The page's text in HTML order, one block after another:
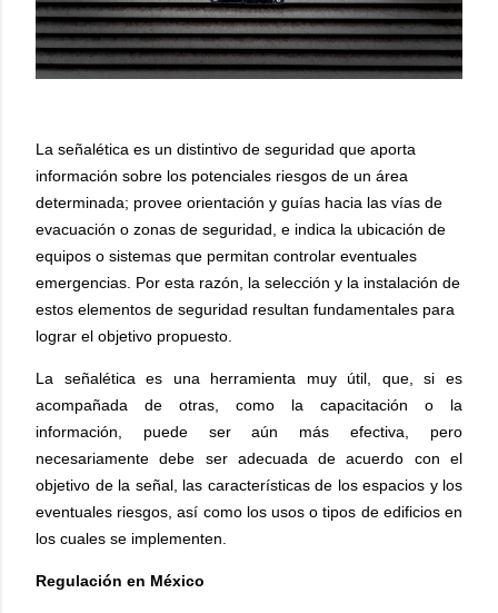
La señalética es un distintivo de seguridad que aporta
información sobre los potenciales riesgos de un área
determinada; provee orientación y guías hacia las vías de
evacuación o zonas de seguridad, e indica la ubicación de
equipos o sistemas que permitan controlar eventuales
emergencias. Por esta razón, la selección y la instalación de
estos elementos de seguridad resultan fundamentales para
lograr el objetivo propuesto.
La señalética es una herramienta muy útil, que, si es
acompañada de otras, como la capacitación o la
información, puede ser aún más efectiva, pero
necesariamente debe ser adecuada de acuerdo con el
objetivo de la señal, las características de los espacios y los
eventuales riesgos, así como los usos o tipos de edificios en
los cuales se implementen.
Regulación en México